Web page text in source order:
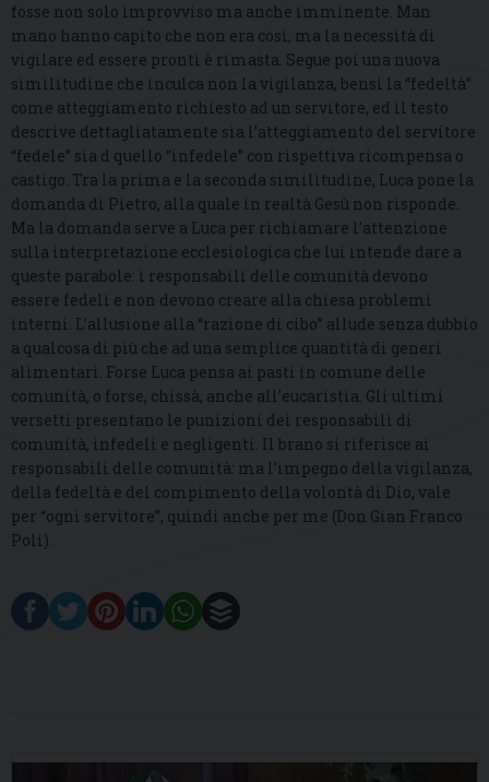
fosse non solo improvviso ma anche imminente. Man
mano hanno capito che non era così, ma la necessità di
vigilare ed essere pronti è rimasta. Segue poi una nuova
similitudine che inculca non la vigilanza, bensì la “fedeltà”
come atteggiamento richiesto ad un servitore, ed il testo
descrive dettagliatamente sia l’atteggiamento del servitore
“fedele” sia d quello “infedele” con rispettiva ricompensa o
castigo. Tra la prima e la seconda similitudine, Luca pone la
domanda di Pietro, alla quale in realtà Gesù non risponde.
Ma la domanda serve a Luca per richiamare l’attenzione
sulla interpretazione ecclesiologica che lui intende dare a
queste parabole: i responsabili delle comunità devono
essere fedeli e non devono creare alla chiesa problemi
interni. L’allusione alla “razione di cibo” allude senza dubbio
a qualcosa di più che ad una semplice quantità di generi
alimentari. Forse Luca pensa ai pasti in comune delle
comunità, o forse, chissà, anche all’eucaristia. Gli ultimi
versetti presentano le punizioni dei responsabili di
comunità, infedeli e negligenti. Il brano si riferisce ai
responsabili delle comunità: ma l’impegno della vigilanza,
della fedeltà e del compimento della volontà di Dio, vale
per “ogni servitore”, quindi anche per me (Don Gian Franco
Poli).